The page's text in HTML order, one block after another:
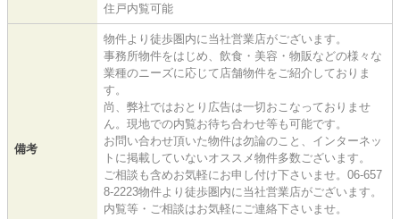
住戸内覧可能
備考
物件より徒歩圏内に当社営業店がございます。
事務所物件をはじめ、飲食・美容・物販などの様々な
業種のニーズに応じて店舗物件をご紹介しておりま
す。
尚、弊社ではおとり広告は一切おこなっておりませ
ん。現地での内覧お待ち合わせ等も可能です。
お問い合わせ頂いた物件は勿論のこと、インターネッ
トに掲載していないオススメ物件多数ございます。
ご相談も含めお気軽にお申し付け下さいませ。06-657
8-2223物件より徒歩圏内に当社営業店がございます。
内覧等・ご相談はお気軽にご連絡下さいませ。